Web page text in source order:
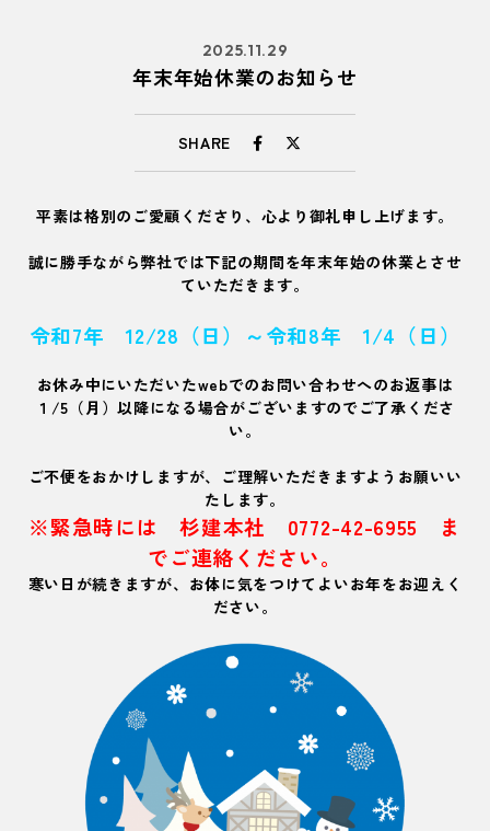
2025.11.29
年末年始休業のお知らせ
SHARE
平素は格別のご愛顧くださり、心より御礼申し上げます。
誠に勝手ながら弊社では下記の期間を年末年始の休業とさせ
ていただきます。
令和7年 12/28（日）～令和8年 1/4（日）
お休み中にいただいたwebでのお問い合わせへのお返事は
１/5（月）以降になる場合がございますのでご了承くださ
い。
ご不便をおかけしますが、ご理解いただきますようお願いい
たします。
※緊急時には 杉建本社 0772-42-6955 ま
でご連絡ください。
寒い日が続きますが、お体に気をつけてよいお年をお迎えく
ださい。